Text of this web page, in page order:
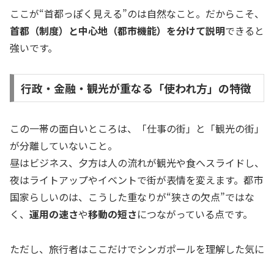
ここが“首都っぽく見える”のは自然なこと。だからこそ、
首都（制度）と中心地（都市機能）を分けて説明できると
強いです。
行政・金融・観光が重なる「使われ方」の特徴
この一帯の面白いところは、「仕事の街」と「観光の街」
が分離していないこと。
昼はビジネス、夕方は人の流れが観光や食へスライドし、
夜はライトアップやイベントで街が表情を変えます。都市
国家らしいのは、こうした重なりが“狭さの欠点”ではな
く、 運用の速さや移動の短さにつながっている点です。
ただし、旅行者はここだけでシンガポールを理解した気に